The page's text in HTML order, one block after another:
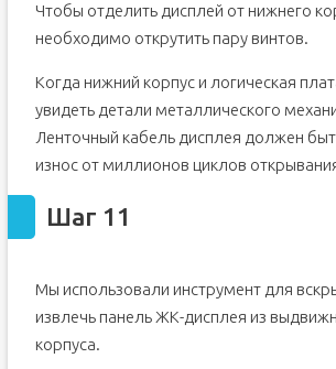
Чтобы отделить дисплей от нижнего
необходимо открутить пару винтов.
Когда нижний корпус и логическая
увидеть детали металлического
Ленточный кабель дисплея должен
износ от миллионов циклов
Шаг 11
Мы использовали инструмент для
извлечь панель ЖК-дисплея из
корпуса.